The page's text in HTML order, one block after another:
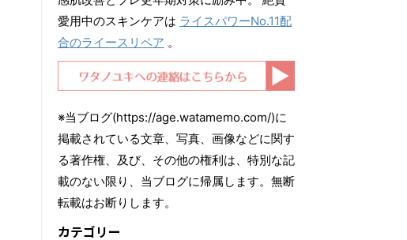
愛用中のスキンケアは ライスパワーNo.11配
合のライースリペア 。
※当ブログ(https://age.watamemo.com/)に
掲載されている文章、写真、画像などに関す
る著作権、及び、その他の権利は、特別な記
載のない限り、当ブログに帰属します。無断
転載はお断りします。
カテゴリー